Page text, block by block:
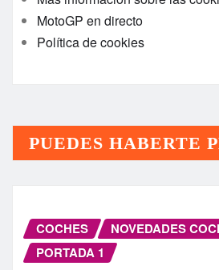
MotoGP en directo
Política de cookies
PUEDES HABERTE
COCHES
NOVEDADES
PORTADA 1